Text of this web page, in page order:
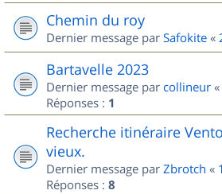
Chemin du roy
Dernier message par Safokite «
Bartavelle 2023
Dernier message par collineur «
Réponses : 1
Recherche itinéraire
vieux.
Dernier message par Zbrotch «
Réponses : 8